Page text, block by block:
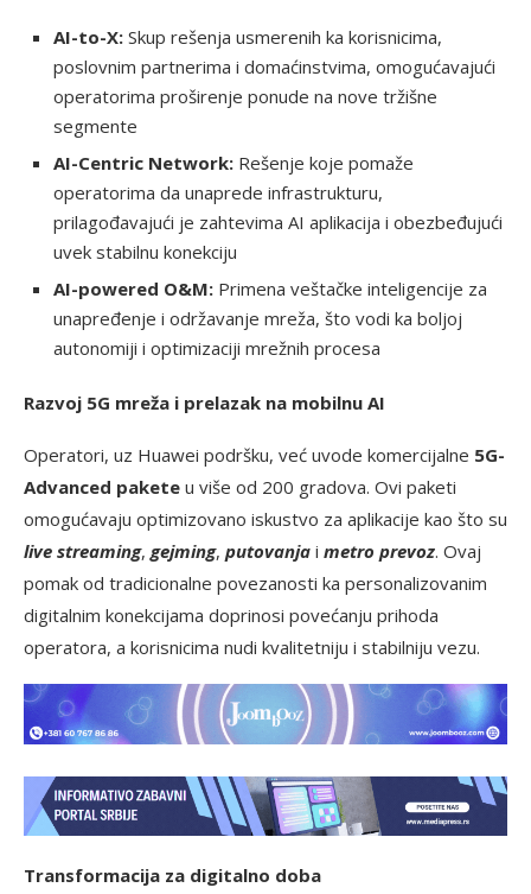
AI-to-X: Skup rešenja usmerenih ka korisnicima,
poslovnim partnerima i domaćinstvima, omogućavajući
operatorima proširenje ponude na nove tržišne
segmente
AI-Centric Network: Rešenje koje pomaže
operatorima da unaprede infrastrukturu,
prilagođavajući je zahtevima AI aplikacija i obezbeđujući
uvek stabilnu konekciju
AI-powered O&M: Primena veštačke inteligencije za
unapređenje i održavanje mreža, što vodi ka boljoj
autonomiji i optimizaciji mrežnih procesa
Razvoj 5G mreža i prelazak na mobilnu AI
Operatori, uz Huawei podršku, već uvode komercijalne 5G-
Advanced pakete u više od 200 gradova. Ovi paketi
omogućavaju optimizovano iskustvo za aplikacije kao što su
live streaming,gejming, putovanja i metro prevoz. Ovaj
pomak od tradicionalne povezanosti ka personalizovanim
digitalnim konekcijama doprinosi povećanju prihoda
operatora, a korisnicima nudi kvalitetniju i stabilniju vezu.
Transformacija za digitalno doba